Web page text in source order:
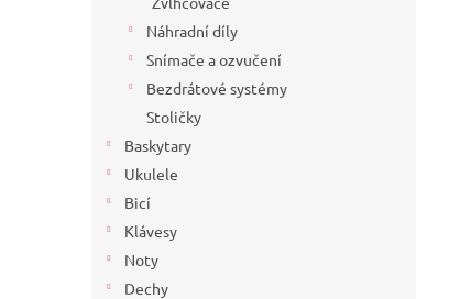
Náhradní díly
Snímače a ozvučení
Bezdrátové systémy
Stoličky
Baskytary
Ukulele
Bicí
Klávesy
Noty
Dechy